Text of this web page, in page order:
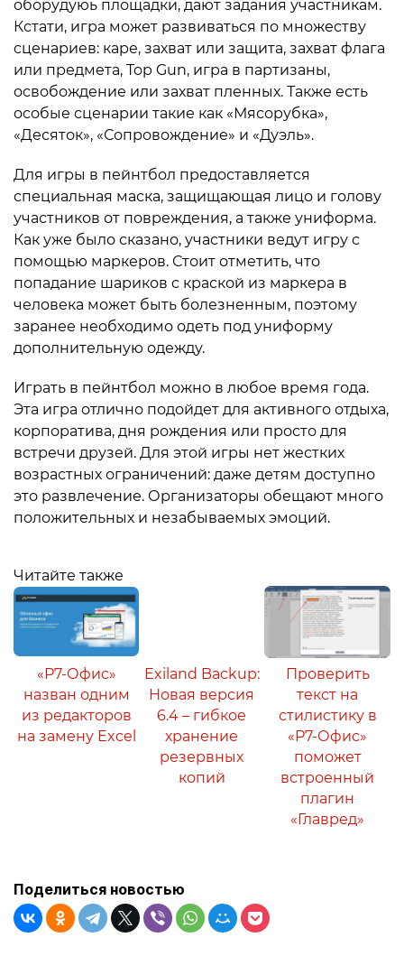
оборудуюь площадки, дают задания участникам.
Кстати, игра может развиваться по множеству
сценариев: каре, захват или защита, захват флага
или предмета, Top Gun, игра в партизаны,
освобождение или захват пленных. Также есть
особые сценарии такие как «Мясорубка»,
«Десяток», «Сопровождение» и «Дуэль».
Для игры в пейнтбол предоставляется
специальная маска, защищающая лицо и голову
участников от повреждения, а также униформа.
Как уже было сказано, участники ведут игру с
помощью маркеров. Стоит отметить, что
попадание шариков с краской из маркера в
человека может быть болезненным, поэтому
заранее необходимо одеть под униформу
дополнительную одежду.
Играть в пейнтбол можно в любое время года.
Эта игра отлично подойдет для активного отдыха,
корпоратива, дня рождения или просто для
встречи друзей. Для этой игры нет жестких
возрастных ограничений: даже детям доступно
это развлечение. Организаторы обещают много
положительных и незабываемых эмоций.
Читайте также
«Р7-Офис»
назван одним
из редакторов
на замену Excel
Exiland Backup:
Новая версия
6.4 – гибкое
хранение
резервных
копий
Проверить
текст на
стилистику в
«Р7-Офис»
поможет
встроенный
плагин
«Главред»
Поделиться новостью